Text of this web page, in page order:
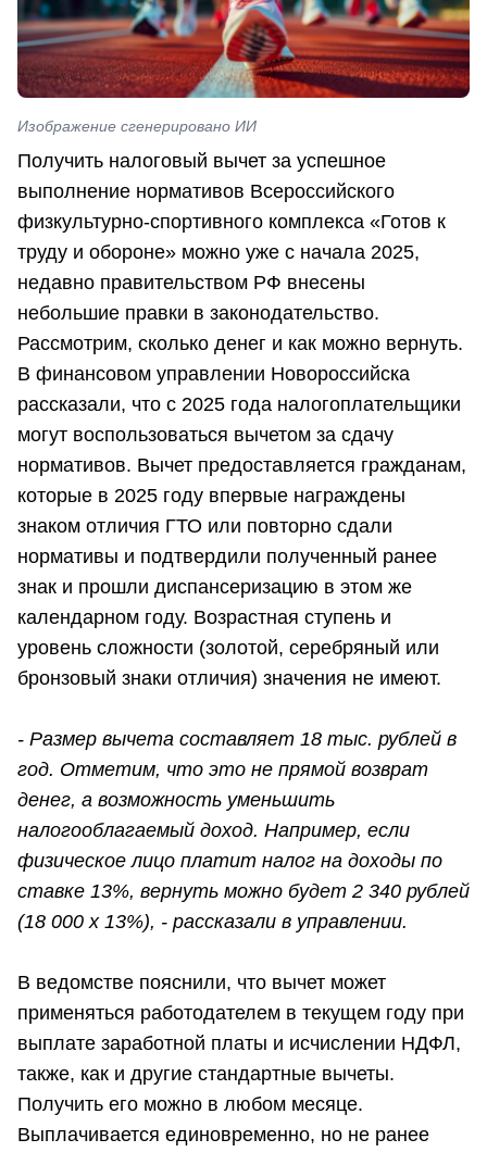
Изображение сгенерировано ИИ
Получить налоговый вычет за успешное
выполнение нормативов Всероссийского
физкультурно-спортивного комплекса «Готов к
труду и обороне» можно уже с начала 2025,
недавно правительством РФ внесены
небольшие правки в законодательство.
Рассмотрим, сколько денег и как можно вернуть.
В финансовом управлении Новороссийска
рассказали, что с 2025 года налогоплательщики
могут воспользоваться вычетом за сдачу
нормативов. Вычет предоставляется гражданам,
которые в 2025 году впервые награждены
знаком отличия ГТО или повторно сдали
нормативы и подтвердили полученный ранее
знак и прошли диспансеризацию в этом же
календарном году. Возрастная ступень и
уровень сложности (золотой, серебряный или
бронзовый знаки отличия) значения не имеют.
- Размер вычета составляет 18 тыс. рублей в
год. Отметим, что это не прямой возврат
денег, а возможность уменьшить
налогооблагаемый доход. Например, если
физическое лицо платит налог на доходы по
ставке 13%, вернуть можно будет 2 340 рублей
(18 000 х 13%), - рассказали в управлении.
В ведомстве пояснили, что вычет может
применяться работодателем в текущем году при
выплате заработной платы и исчислении НДФЛ,
также, как и другие стандартные вычеты.
Получить его можно в любом месяце.
Выплачивается единовременно, но не ранее